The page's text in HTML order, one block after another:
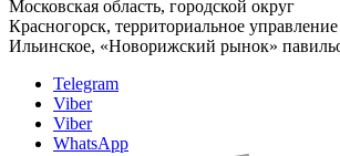
Московская область, городской округ
Красногорск, территориальное управление
Ильинское, «Новорижский рынок»
Telegram
Viber
Viber
WhatsApp